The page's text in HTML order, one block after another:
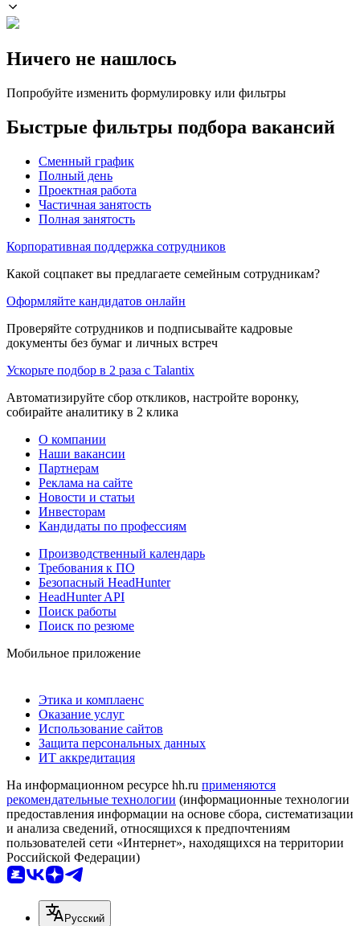
Ничего не нашлось
Попробуйте изменить формулировку или фильтры
Быстрые фильтры подбора вакансий
Сменный график
Полный день
Проектная работа
Частичная занятость
Полная занятость
Корпоративная поддержка сотрудников
Какой соцпакет вы предлагаете семейным сотрудникам?
Оформляйте кандидатов онлайн
Проверяйте сотрудников и подписывайте кадровые
документы без бумаг и личных встреч
Ускорьте подбор в 2 раза с Talantix
Автоматизируйте сбор откликов, настройте воронку,
собирайте аналитику в 2 клика
О компании
Наши вакансии
Партнерам
Реклама на сайте
Новости и статьи
Инвесторам
Кандидаты по профессиям
Производственный календарь
Требования к ПО
Безопасный HeadHunter
HeadHunter API
Поиск работы
Поиск по резюме
Мобильное приложение
Этика и комплаенс
Оказание услуг
Использование сайтов
Защита персональных данных
ИТ аккредитация
На информационном ресурсе hh.ru применяются
рекомендательные технологии (информационные технологии
предоставления информации на основе сбора, систематизации
и анализа сведений, относящихся к предпочтениям
пользователей сети «Интернет», находящихся на территории
Российской Федерации)
Русский